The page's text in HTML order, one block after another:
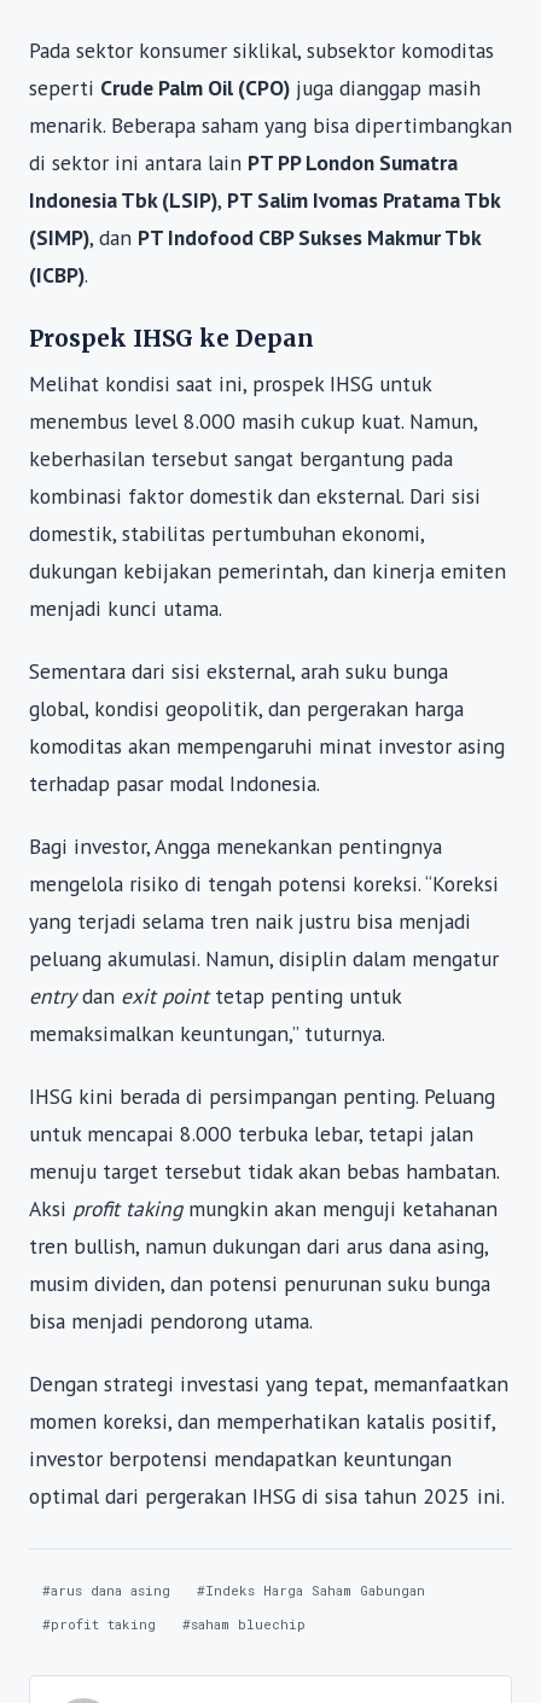
Pada sektor konsumer siklikal, subsektor komoditas
seperti Crude Palm Oil (CPO) juga dianggap masih
menarik. Beberapa saham yang bisa dipertimbangkan
di sektor ini antara lain PT PP London Sumatra
Indonesia Tbk (LSIP), PT Salim Ivomas Pratama Tbk
(SIMP), dan PT Indofood CBP Sukses Makmur Tbk
(ICBP).
Prospek IHSG ke Depan
Melihat kondisi saat ini, prospek IHSG untuk
menembus level 8.000 masih cukup kuat. Namun,
keberhasilan tersebut sangat bergantung pada
kombinasi faktor domestik dan eksternal. Dari sisi
domestik, stabilitas pertumbuhan ekonomi,
dukungan kebijakan pemerintah, dan kinerja emiten
menjadi kunci utama.
Sementara dari sisi eksternal, arah suku bunga
global, kondisi geopolitik, dan pergerakan harga
komoditas akan mempengaruhi minat investor asing
terhadap pasar modal Indonesia.
Bagi investor, Angga menekankan pentingnya
mengelola risiko di tengah potensi koreksi. “Koreksi
yang terjadi selama tren naik justru bisa menjadi
peluang akumulasi. Namun, disiplin dalam mengatur
entrydan exit pointtetap penting untuk
memaksimalkan keuntungan,” tuturnya.
IHSG kini berada di persimpangan penting. Peluang
untuk mencapai 8.000 terbuka lebar, tetapi jalan
menuju target tersebut tidak akan bebas hambatan.
Aksi profit takingmungkin akan menguji ketahanan
tren bullish, namun dukungan dari arus dana asing,
musim dividen, dan potensi penurunan suku bunga
bisa menjadi pendorong utama.
Dengan strategi investasi yang tepat, memanfaatkan
momen koreksi, dan memperhatikan katalis positif,
investor berpotensi mendapatkan keuntungan
optimal dari pergerakan IHSG di sisa tahun 2025 ini.
#arus dana asing
#Indeks Harga Saham Gabungan
#profit taking
#saham bluechip